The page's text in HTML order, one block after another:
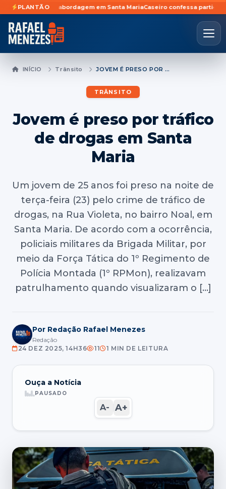
PLANTÃO
durante abordagem em Santa MariaCaseiro confessa participação em
INÍCIO Trânsito JOVEM É PRESO POR TRÁFICO DE DROGAS EM SANTA MARIA
TRÂNSITO
Jovem é preso por tráfico
de drogas em Santa
Maria
Um jovem de 25 anos foi preso na noite de
terça-feira (23) pelo crime de tráfico de
drogas, na Rua Violeta, no bairro Noal, em
Santa Maria. De acordo com a ocorrência,
policiais militares da Brigada Militar, por
meio da Força Tática do 1º Regimento de
Polícia Montada (1º RPMon), realizavam
patrulhamento quando visualizaram o […]
Por Redação Rafael Menezes
Redação
24 DEZ 2025, 14H36
11 1 MIN DE LEITURA
Ouça a Notícia
PAUSADO
A- A+